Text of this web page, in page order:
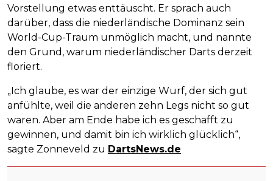
Vorstellung etwas enttäuscht. Er sprach auch
darüber, dass die niederländische Dominanz sein
World-Cup-Traum unmöglich macht, und nannte
den Grund, warum niederländischer Darts derzeit
floriert.
„Ich glaube, es war der einzige Wurf, der sich gut
anfühlte, weil die anderen zehn Legs nicht so gut
waren. Aber am Ende habe ich es geschafft zu
gewinnen, und damit bin ich wirklich glücklich“,
sagte Zonneveld zu DartsNews.de